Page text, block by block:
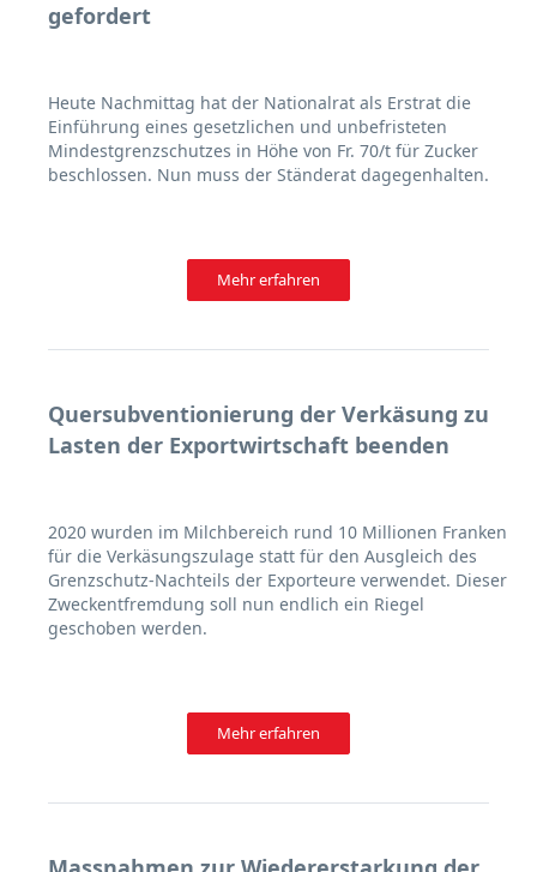
gefordert
Heute Nachmittag hat der Nationalrat als Erstrat die
Einführung eines gesetzlichen und unbefristeten
Mindestgrenzschutzes in Höhe von Fr. 70/t für Zucker
beschlossen. Nun muss der Ständerat dagegenhalten.
Mehr erfahren
Quersubventionierung der Verkäsung zu
Lasten der Exportwirtschaft beenden
2020 wurden im Milchbereich rund 10 Millionen Franken
für die Verkäsungszulage statt für den Ausgleich des
Grenzschutz-Nachteils der Exporteure verwendet. Dieser
Zweckentfremdung soll nun endlich ein Riegel
geschoben werden.
Mehr erfahren